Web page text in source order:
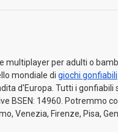
multiplayer per adulti o
mondiale di giochi gonfiabili
d'Europa. Tutti i gonfiabili
BSEN: 14960. Potremmo
Venezia, Firenze, Pisa,